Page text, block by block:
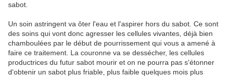
sabot.
Un soin astringent va ôter l'eau et l'aspirer hors du sabot. Ce sont
des soins qui vont donc agresser les cellules vivantes, déjà bien
chamboulées par le début de pourrissement qui vous a amené à
faire ce traitement. La couronne va se dessécher, les cellules
productrices du futur sabot mourir et on ne pourra pas s'étonner
d'obtenir un sabot plus friable, plus faible quelques mois plus